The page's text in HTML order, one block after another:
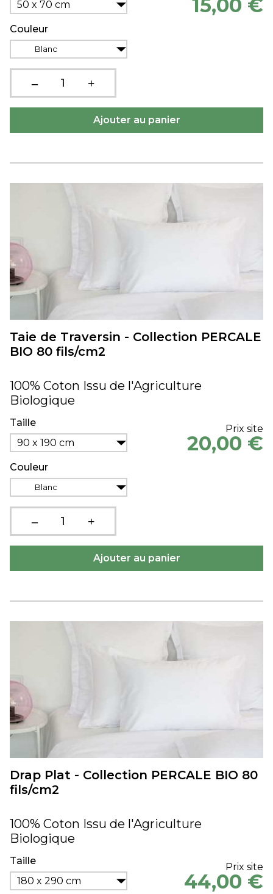
50 x 70 cm
Couleur
Blanc
15,00 €
Taie de Traversin - Collection PERCALE
BIO 80 fils/cm2
100% Coton Issu de l'Agriculture
Biologique
Taille
90 x 190 cm
Couleur
Blanc
Prix site
20,00 €
Drap Plat - Collection PERCALE BIO 80
fils/cm2
100% Coton Issu de l'Agriculture
Biologique
Taille
180 x 290 cm
Prix site
44,00 €